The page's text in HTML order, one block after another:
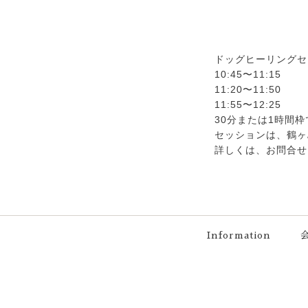
ドッグヒーリング
10:45〜11:15
11:20〜11:50
11:55〜12:25
30分または1時間枠
セッションは、鶴
詳しくは、お問合
Information